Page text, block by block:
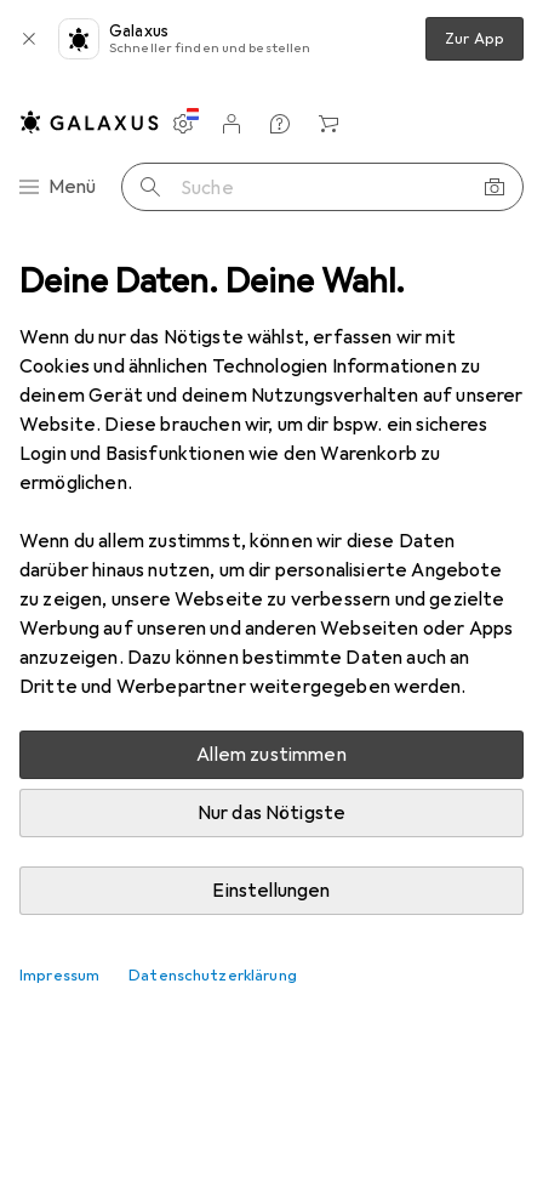
Deine Daten. Deine Wahl.
Wenn du nur das Nötigste wählst, erfassen wir mit
Cookies und ähnlichen Technologien Informationen zu
deinem Gerät und deinem Nutzungsverhalten auf unserer
Website. Diese brauchen wir, um dir bspw. ein sicheres
Login und Basisfunktionen wie den Warenkorb zu
ermöglichen.
Wenn du allem zustimmst, können wir diese Daten
darüber hinaus nutzen, um dir personalisierte Angebote
zu zeigen, unsere Webseite zu verbessern und gezielte
Werbung auf unseren und anderen Webseiten oder Apps
anzuzeigen. Dazu können bestimmte Daten auch an
Dritte und Werbepartner weitergegeben werden.
Allem zustimmen
Nur das Nötigste
Einstellungen
Impressum Datenschutzerklärung
Galaxus
Schneller finden und bestellen Zur App
Navigation nach Kategorien
Menü Suche
Einstellungen
Kundenkonto
Vergleichslisten
Merklisten
Warenkorb
Handwerkzeug Schraubwerkzeuge Schraubenschlüssel
Schraubenschlüssel
Produkte Forum